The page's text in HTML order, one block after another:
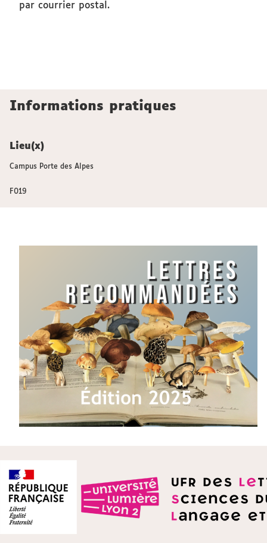
par courrier postal.
Informations pratiques
Lieu(x)
Campus Porte des Alpes
F019